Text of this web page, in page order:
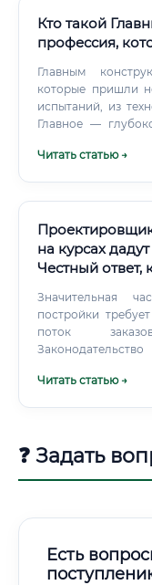
Кто такой
профессия,
Главным
которые пришли
испытаний, из
Главное —
одна из немногих
Читать статью →
на курсах
Честный ответ,
Значительная
постройки
поток
компании и
государственный
Читать статью →
❓ Задать
Есть